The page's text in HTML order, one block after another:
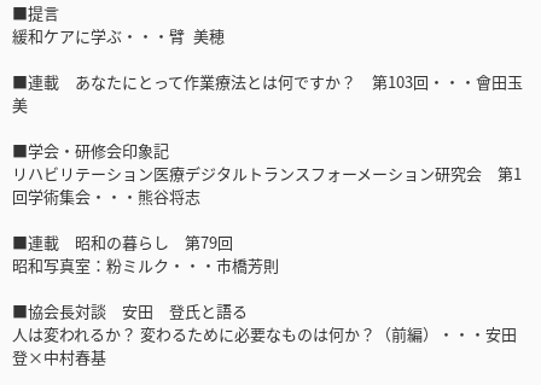
■提言
緩和ケアに学ぶ・・・臂 美穂
■連載 あなたにとって作業療法とは何ですか？ 第103回・・・會田玉
美
■学会・研修会印象記
リハビリテーション医療デジタルトランスフォーメーション研究会 第1
回学術集会・・・熊谷将志
■連載 昭和の暮らし 第79回
昭和写真室：粉ミルク・・・市橋芳則
■協会長対談 安田 登氏と語る
人は変われるか？ 変わるために必要なものは何か？（前編）・・・安田
登×中村春基